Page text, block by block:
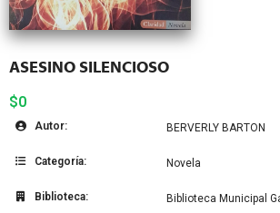
ASESINO SILENCIOSO
$0
Autor: BERVERLY BARTON
Categoría: Novela
Biblioteca: Biblioteca Municipal